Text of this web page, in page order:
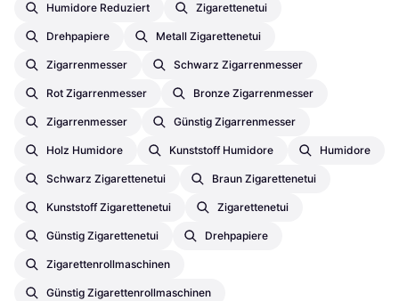
Humidore Reduziert Zigarettenetui
Drehpapiere Metall Zigarettenetui
Zigarrenmesser Schwarz Zigarrenmesser
Rot Zigarrenmesser Bronze Zigarrenmesser
Zigarrenmesser Günstig Zigarrenmesser
Holz Humidore Kunststoff Humidore Humidore
Schwarz Zigarettenetui Braun Zigarettenetui
Kunststoff Zigarettenetui Zigarettenetui
Günstig Zigarettenetui Drehpapiere
Zigarettenrollmaschinen
Günstig Zigarettenrollmaschinen